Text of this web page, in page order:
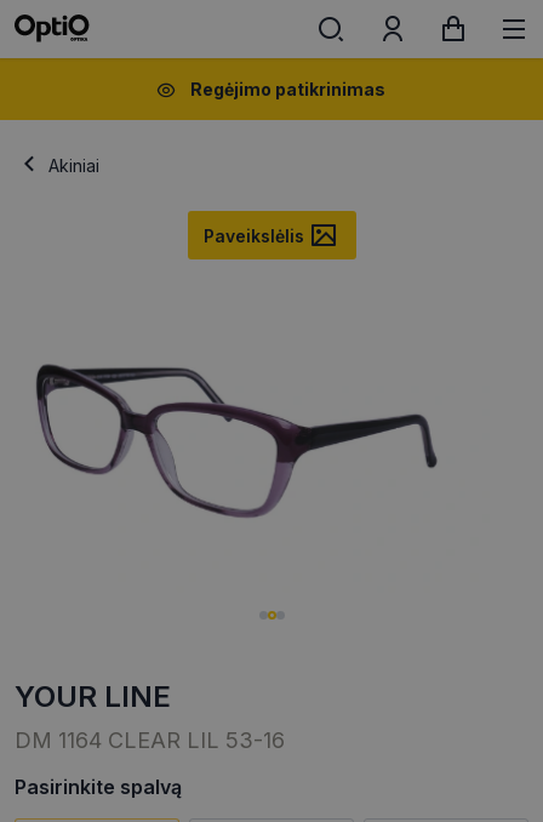
Regėjimo patikrinimas
Akiniai
Paveikslėlis
YOUR LINE
DM 1164 CLEAR LIL 53-16
Pasirinkite spalvą